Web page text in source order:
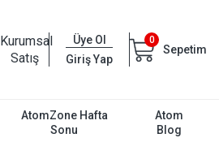
Kurumsal
Satış
Üye Ol
Giriş Yap
0
Sepetim
AtomZone Hafta
Sonu
Atom
Blog